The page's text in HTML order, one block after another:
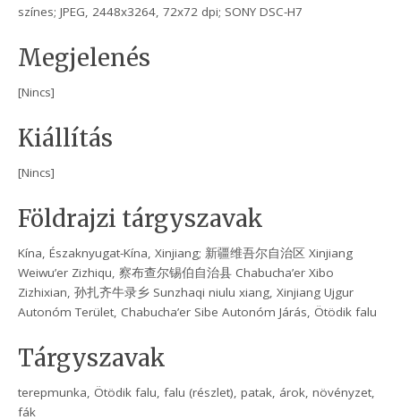
színes; JPEG, 2448x3264, 72x72 dpi; SONY DSC-H7
Megjelenés
[Nincs]
Kiállítás
[Nincs]
Földrajzi tárgyszavak
Kína, Északnyugat-Kína, Xinjiang; 新疆维吾尔自治区 Xinjiang
Weiwu’er Zizhiqu, 察布查尔锡伯自治县 Chabucha’er Xibo
Zizhixian, 孙扎齐牛录乡 Sunzhaqi niulu xiang, Xinjiang Ujgur
Autonóm Terület, Chabucha’er Sibe Autonóm Járás, Ötödik falu
Tárgyszavak
terepmunka, Ötödik falu, falu (részlet), patak, árok, növényzet,
fák